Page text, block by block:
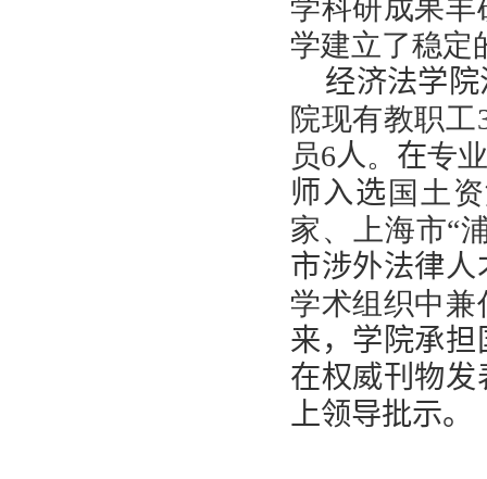
学科研成果
学建立了稳定
经济法学
院现有教职工
员6人。 在专
师入选 国土
家、上海市“
市涉外法律
学术组织中
来，学院承
在权威刊物
上领导批示。